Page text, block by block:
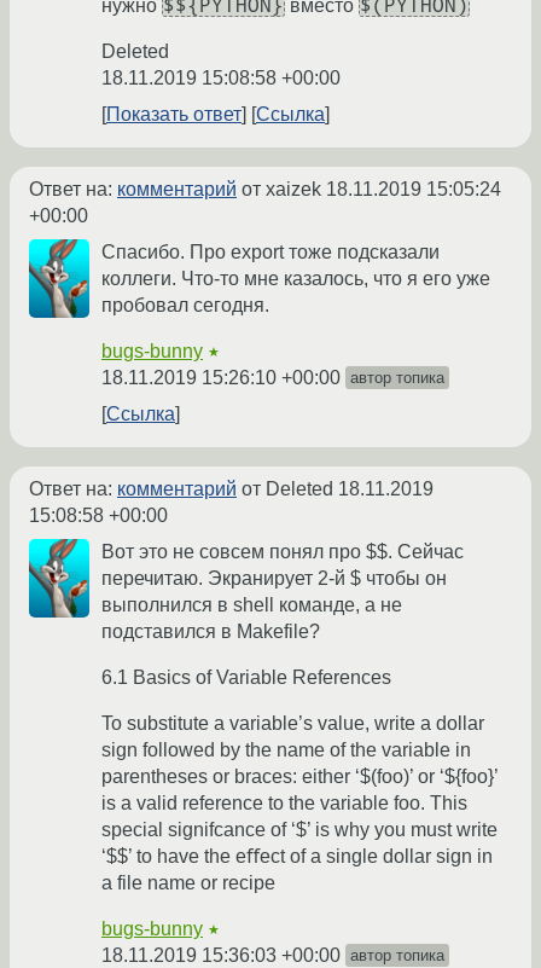
нужно $${PYTHON} вместо $(PYTHON)
Deleted
18.11.2019 15:08:58 +00:00
Показать ответ
Ссылка
Ответ на: комментарий от xaizek 18.11.2019 15:05:24
+00:00
Спасибо. Про export тоже подсказали
коллеги. Что-то мне казалось, что я его уже
пробовал сегодня.
bugs-bunny ★
18.11.2019 15:26:10 +00:00 автор топика
Ссылка
Ответ на: комментарий от Deleted 18.11.2019
15:08:58 +00:00
Вот это не совсем понял про $$. Сейчас
перечитаю. Экранирует 2-й $ чтобы он
выполнился в shell команде, а не
подставился в Makefile?
6.1 Basics of Variable References
To substitute a variable’s value, write a dollar
sign followed by the name of the variable in
parentheses or braces: either ‘$(foo)’ or ‘${foo}’
is a valid reference to the variable foo. This
special signifcance of ‘$’ is why you must write
‘$$’ to have the eﬀect of a single dollar sign in
a file name or recipe
bugs-bunny ★
18.11.2019 15:36:03 +00:00 автор топика